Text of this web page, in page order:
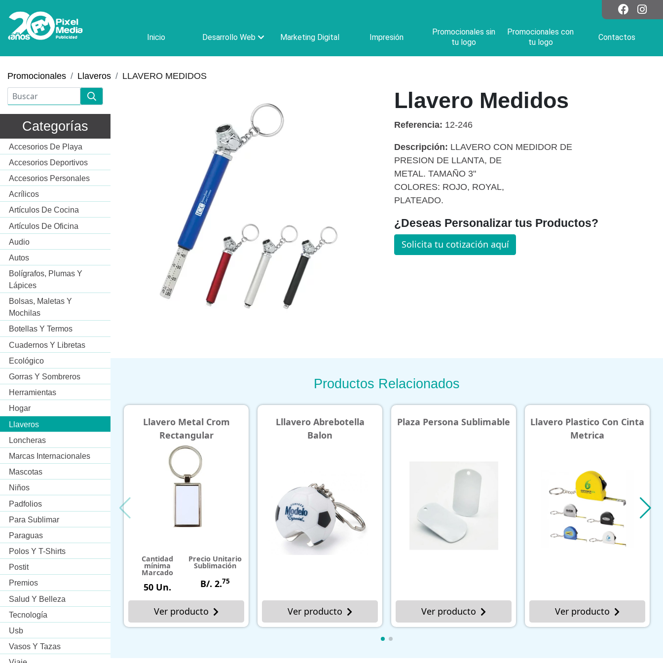
Inicio Desarrollo Web Marketing Digital Impresión
Promocionales sin
tu logo
Promocionales con
tu logo
Contactos
Promocionales Llaveros LLAVERO MEDIDOS
Categorías
Accesorios De Playa
Accesorios Deportivos
Accesorios Personales
Acrílicos
Artículos De Cocina
Artículos De Oficina
Audio
Autos
Bolígrafos, Plumas Y
Lápices
Bolsas, Maletas Y
Mochilas
Botellas Y Termos
Cuadernos Y Libretas
Ecológico
Gorras Y Sombreros
Herramientas
Hogar
Llaveros
Loncheras
Marcas Internacionales
Mascotas
Niños
Padfolios
Para Sublimar
Paraguas
Polos Y T-Shirts
Postit
Premios
Salud Y Belleza
Tecnología
Usb
Vasos Y Tazas
Llavero Medidos
Referencia: 12-246
Descripción: LLAVERO CON MEDIDOR DE
PRESION DE LLANTA, DE
METAL. TAMAÑO 3"
COLORES: ROJO, ROYAL,
PLATEADO.
¿Deseas Personalizar tus Productos?
Solicita tu cotización aquí
Productos Relacionados
Llavero Metal Crom
Rectangular
Cantidad
mínima
Marcado
50 Un.
Precio Unitario
Ver producto
Lllavero Abrebotella
Balon
Ver producto
Plaza Persona Sublimable
Ver producto
Llavero Plastico Con Cinta
Ver producto
Llavero Hmt
Ver producto